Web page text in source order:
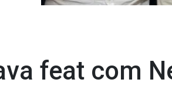
feat com